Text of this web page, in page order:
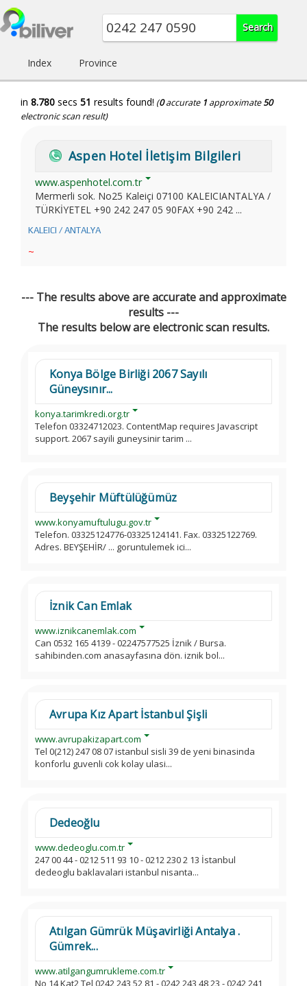
Index Province
in 8.780 secs 51 results found! (0accurate 1 approximate50
electronic scan result)
Aspen Hotel İletişim Bilgileri
www.aspenhotel.com.tr
Mermerli sok. No25 Kaleiçi 07100 KALEICIANTALYA /
TÜRKİYETEL +90 242 247 05 90FAX +90 242 ...
KALEICI / ANTALYA
~
--- The results above are accurate and approximate
results ---
The results below are electronic scan results.
Konya Bölge Birliği 2067 Sayılı
Güneysınır...
konya.tarimkredi.org.tr
Telefon 03324712023. ContentMap requires Javascript
support. 2067 sayili guneysinir tarim ...
Beyşehir Müftülüğümüz
www.konyamuftulugu.gov.tr
Telefon. 03325124776-03325124141. Fax. 03325122769.
Adres. BEYŞEHİR/ ... goruntulemek ici...
İznik Can Emlak
www.iznikcanemlak.com
Can 0532 165 4139 - 02247577525 İznik / Bursa.
sahibinden.com anasayfasına dön. iznik bol...
Avrupa Kız Apart İstanbul Şişli
www.avrupakizapart.com
Tel 0(212) 247 08 07 istanbul sisli 39 de yeni binasinda
konforlu guvenli cok kolay ulasi...
Dedeoğlu
www.dedeoglu.com.tr
247 00 44 - 0212 511 93 10 - 0212 230 2 13 İstanbul
dedeoglu baklavalari istanbul nisanta...
Atılgan Gümrük Müşavirliği Antalya .
Gümrek...
www.atilgangumrukleme.com.tr
No 14 Kat2 Tel 0242 243 52 81 - 0242 243 48 23 - 0242 241